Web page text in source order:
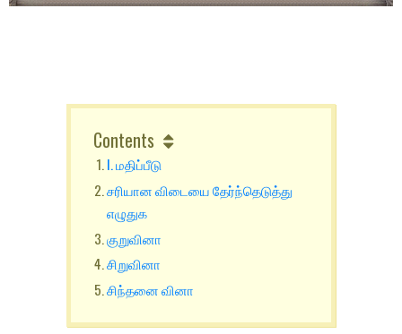
Contents
I. மதிப்பீடு
சரியான விடையை தேர்ந்தெடுத்து
எழுதுக
குறுவினா
சிறுவினா
சிந்தனை வினா